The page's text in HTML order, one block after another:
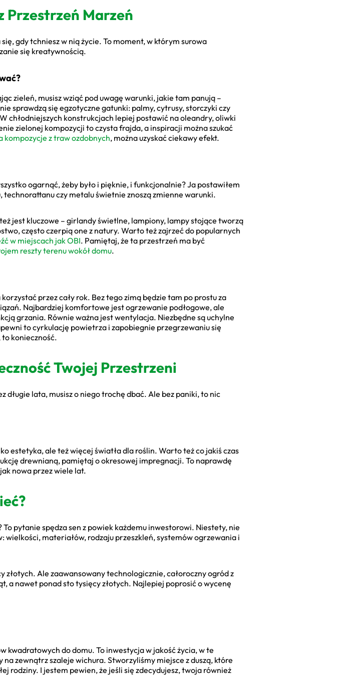
Przestrzeń Marzeń
gdy tchniesz w nią życie. To moment, w którym surowa
się kreatywnością.
zieleń, musisz wziąć pod uwagę warunki, jakie tam panują –
sprawdzą się egzotyczne gatunki: palmy, cytrusy, storczyki czy
chłodniejszych konstrukcjach lepiej postawić na oleandry, oliwki
zielonej kompozycji to czysta frajda, a inspiracji można szukać
kompozycje z traw ozdobnych, można uzyskać ciekawy efekt.
ogarnąć, żeby było i pięknie, i funkcjonalnie? Ja postawiłem
czy metalu świetnie znoszą zmienne warunki.
jest kluczowe – girlandy świetlne, lampiony, lampy stojące tworzą
często czerpią one z natury. Warto też zajrzeć do popularnych
w miejscach jak OBI. Pamiętaj, że ta przestrzeń ma być
reszty terenu wokół domu.
przez cały rok. Bez tego zimą będzie tam po prostu za
Najbardziej komfortowe jest ogrzewanie podłogowe, ale
grzania. Równie ważna jest wentylacja. Niezbędne są uchylne
to cyrkulację powietrza i zapobiegnie przegrzewaniu się
konieczność.
Twojej Przestrzeni
długie lata, musisz o niego trochę dbać. Ale bez paniki, to nic
estetyka, ale też więcej światła dla roślin. Warto też co jakiś czas
drewnianą, pamiętaj o okresowej impregnacji. To naprawdę
nowa przez wiele lat.
pytanie spędza sen z powiek każdemu inwestorowi. Niestety, nie
materiałów, rodzaju przeszkleń, systemów ogrzewania i
Ale zaawansowany technologicznie, całoroczny ogród z
a nawet ponad sto tysięcy złotych. Najlepiej poprosić o wycenę
kwadratowych do domu. To inwestycja w jakość życia, w te
zewnątrz szaleje wichura. Stworzyliśmy miejsce z duszą, które
rodziny. I jestem pewien, że jeśli się zdecydujesz, twoja również